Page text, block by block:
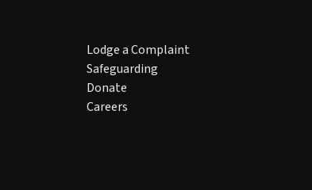
Lodge a Complaint
Safeguarding
Donate
Careers